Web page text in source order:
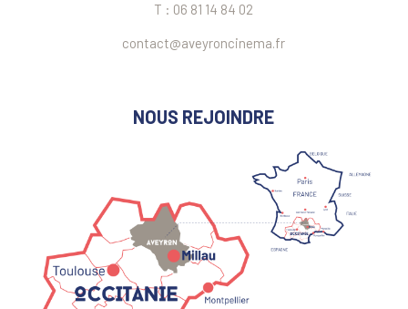
T : 06 81 14 84 02
contact@aveyroncinema.fr
NOUS REJOINDRE